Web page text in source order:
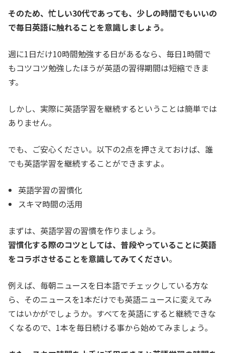
そのため、忙しい30代であっても、少しの時間でもいいの
で毎日英語に触れることを意識しましょう。
週に1日だけ10時間勉強する日があるなら、毎日1時間で
もコツコツ勉強したほうが英語の習得期間は短縮できま
す。
しかし、実際に英語学習を継続するということは簡単では
ありません。
でも、ご安心ください。以下の2点を押さえておけば、誰
でも英語学習を継続することができますよ。
英語学習の習慣化
スキマ時間の活用
まずは、英語学習の習慣を作りましょう。
習慣化する際のコツとしては、普段やっていることに英語
をコラボさせることを意識してみてください。
例えば、毎朝ニュースを日本語でチェックしている方な
ら、そのニュースを1本だけでも英語ニュースに変えてみ
てはいかがでしょうか。すべてを英語にすると継続できな
くなるので、1本を毎日続ける事から始めてみましょう。